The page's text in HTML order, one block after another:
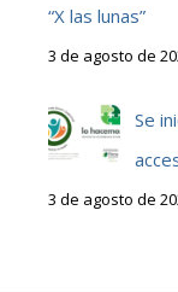
“X las lunas”
3 de agosto de
Se
3 de agosto de